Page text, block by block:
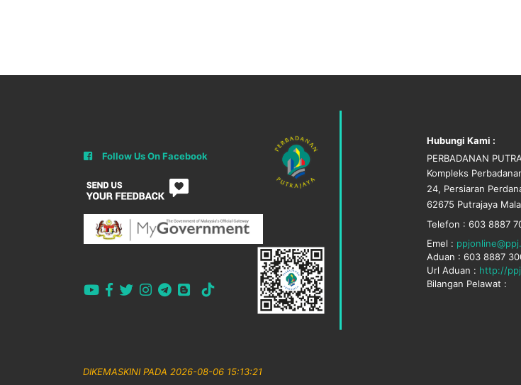
Follow Us On Facebook
Hubungi Kami :
PERBADANAN
Kompleks
24, Persiaran
62675 Putrajaya
Telefon : 603 8887
Emel :
Aduan : 603 8887
Url Aduan : http://
Bilangan Pelawat :
DIKEMASKINI PADA 2026-08-06 15:13:21